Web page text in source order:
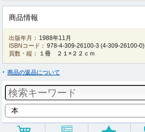
商品情報
出版年月： 1988年11月
ISBNコード： 978-4-309-26100-3 (4-309-26100-0)
頁数・縦：
１冊 ２１×２２ｃｍ
商品の返品について